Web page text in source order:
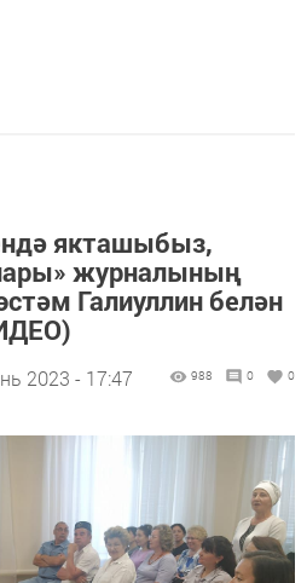
якташыбыз,
журналының
Галиуллин белән
2023 - 17:47 988 0 0